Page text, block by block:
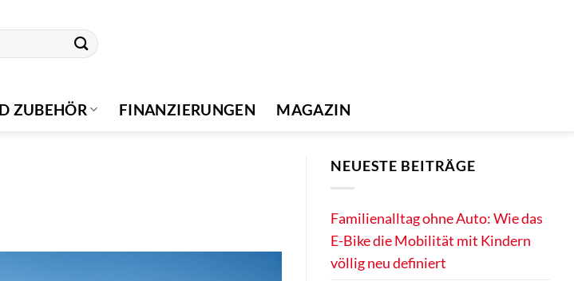
ZUBEHÖR FINANZIERUNGEN MAGAZIN
NEUESTE BEITRÄGE
Familienalltag ohne Auto: Wie das
E-Bike die Mobilität mit Kindern
völlig neu definiert